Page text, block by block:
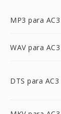
MP3 para AC3
WAV para AC3
DTS para AC3